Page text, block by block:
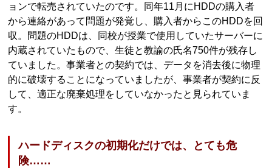
ョンで転売されていたのです。同年11月にHDDの購入者
から連絡があって問題が発覚し、購入者からこのHDDを回
収。問題のHDDは、同校が授業で使用していたサーバーに
内蔵されていたもので、生徒と教諭の氏名750件が残存し
ていました。事業者との契約では、データを消去後に物理
的に破壊することになっていましたが、事業者が契約に反
して、適正な廃棄処理をしていなかったと見られていま
す。
ハードディスクの初期化だけでは、とても危
険……